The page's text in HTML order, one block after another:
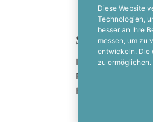
Diese Website
Technologien,
besser an Ihre
messen, um zu
entwickeln. Die
zu ermöglichen.
SOCIAL
Instagram
Facebook
Pinterest